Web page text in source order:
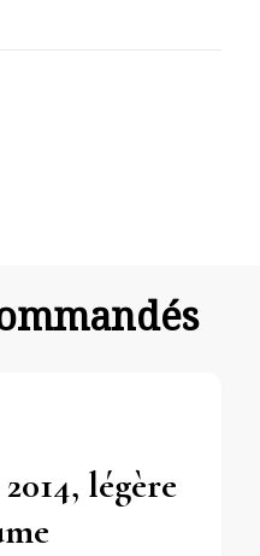
légère